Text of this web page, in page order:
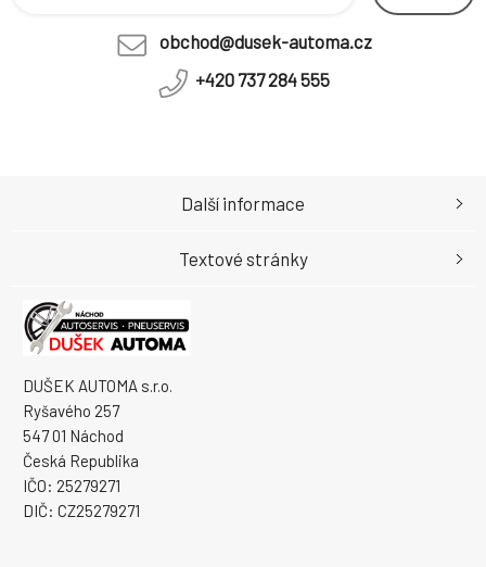
obchod@dusek-automa.cz
+420 737 284 555
DUŠEK AUTOMA s.r.o.
Ryšavého 257
547 01 Náchod
Česká Republika
IČO: 25279271
DIČ: CZ25279271
Další informace
Textové stránky